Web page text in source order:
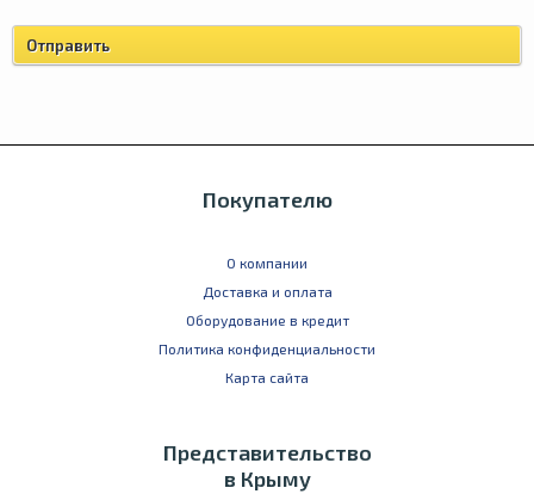
Покупателю
О компании
Доставка и оплата
Оборудование в кредит
Политика конфиденциальности
Карта сайта
Представительство
в Крыму